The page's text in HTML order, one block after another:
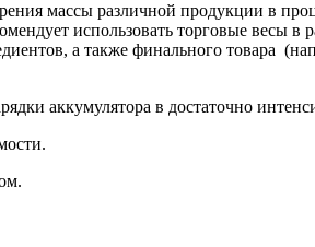
массы различной продукции в
использовать торговые весы в
а также финального товара
аккумулятора в достаточно